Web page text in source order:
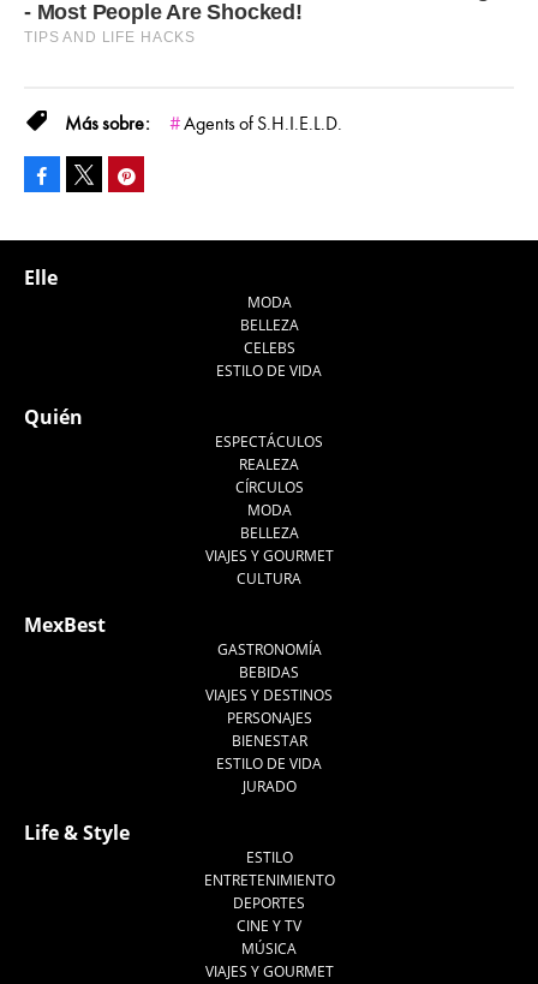
Agents of S.H.I.E.L.D.
Facebook
Elle
MODA
BELLEZA
CELEBS
ESTILO DE VIDA
Quién
ESPECTÁCULOS
REALEZA
CÍRCULOS
MODA
BELLEZA
VIAJES Y GOURMET
CULTURA
MexBest
GASTRONOMÍA
BEBIDAS
VIAJES Y DESTINOS
PERSONAJES
BIENESTAR
ESTILO DE VIDA
JURADO
Life & Style
ESTILO
ENTRETENIMIENTO
DEPORTES
CINE Y TV
MÚSICA
VIAJES Y GOURMET